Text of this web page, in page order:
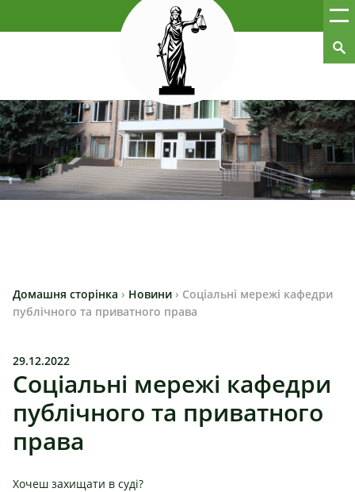
Домашня сторінка › Новини › Соціальні мережі кафедри
публічного та приватного права
29.12.2022
Соціальні мережі кафедри
публічного та приватного
права
Хочеш захищати в суді?